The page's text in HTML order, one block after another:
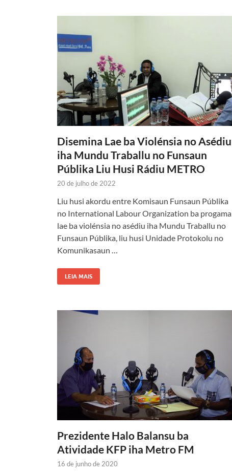
Disemina Lae ba Violénsia no Asédiu
iha Mundu Traballu no Funsaun
Públika Liu Husi Rádiu METRO
20 de julho de 2022
Liu husi akordu entre Komisaun Funsaun Públika
no International Labour Organization ba progama
lae ba violénsia no asédiu iha Mundu Traballu no
Funsaun Públika, liu husi Unidade Protokolu no
Komunikasaun …
LEIA MAIS
Prezidente Halo Balansu ba
Atividade KFP iha Metro FM
16 de junho de 2020